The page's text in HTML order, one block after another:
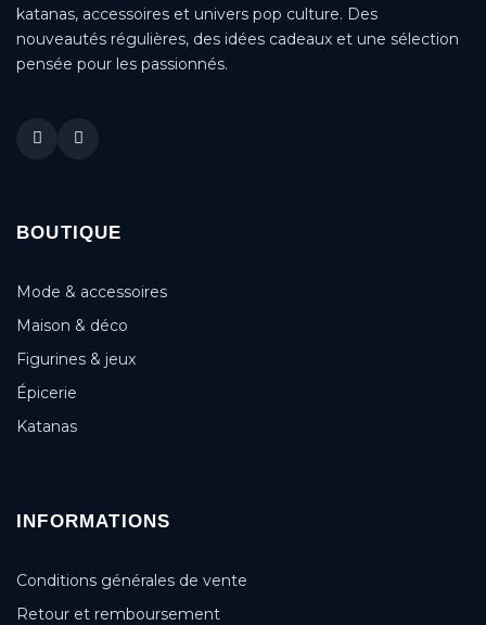
katanas, accessoires et univers pop culture. Des
nouveautés régulières, des idées cadeaux et une sélection
pensée pour les passionnés.
BOUTIQUE
Mode & accessoires
Maison & déco
Figurines & jeux
Épicerie
Katanas
INFORMATIONS
Conditions générales de vente
Retour et remboursement